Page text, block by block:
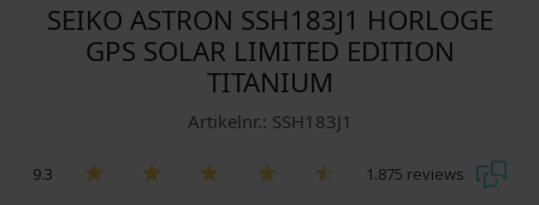
SEIKO ASTRON SSH183J1 HORLOGE
GPS SOLAR LIMITED EDITION
TITANIUM
Artikelnr.: SSH183J1
9.3 1.875 reviews